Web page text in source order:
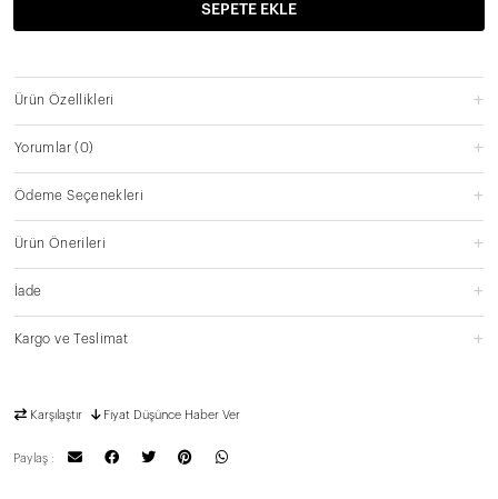
SEPETE EKLE
Ürün Özellikleri
Yorumlar(0)
Ödeme Seçenekleri
Ürün Önerileri
İade
Kargo ve Teslimat
Karşılaştır Fiyat Düşünce Haber Ver
Paylaş :